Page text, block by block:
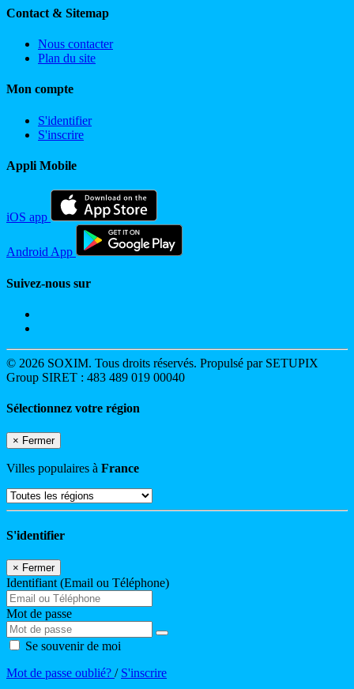
Contact & Sitemap
Nous contacter
Plan du site
Mon compte
S'identifier
S'inscrire
Appli Mobile
iOS app
Android App
Suivez-nous sur
© 2026 SOXIM. Tous droits réservés. Propulsé par SETUPIX
Group SIRET : 483 489 019 00040
Sélectionnez votre région
× Fermer
Villes populaires à France
S'identifier
× Fermer
Identifiant (Email ou Téléphone)
Mot de passe
Se souvenir de moi
Mot de passe oublié? / S'inscrire